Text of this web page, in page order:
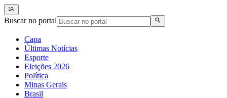
Buscar no portal
Capa
Últimas Notícias
Esporte
Eleições 2026
Política
Minas Gerais
Brasil